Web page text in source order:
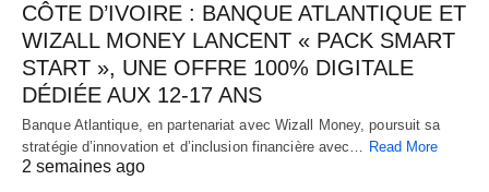
CÔTE D’IVOIRE : BANQUE ATLANTIQUE ET
WIZALL MONEY LANCENT « PACK SMART
START », UNE OFFRE 100% DIGITALE
DÉDIÉE AUX 12-17 ANS
Banque Atlantique, en partenariat avec Wizall Money, poursuit sa
stratégie d’innovation et d’inclusion financière avec… Read More
2 semaines ago